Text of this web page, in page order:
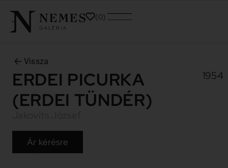
0
Vissza
ERDEI PICURKA
(ERDEI TÜNDÉR)
1954
Ár kérésre